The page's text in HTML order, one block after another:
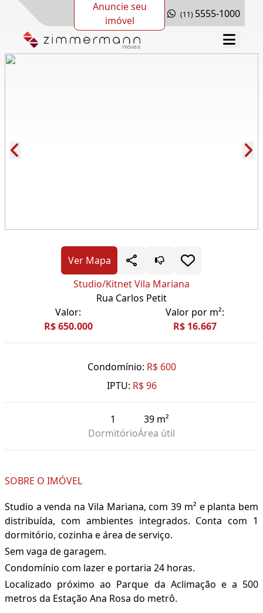
Anuncie seu
imóvel
(11) 5555-1000
Ver Mapa
Studio/Kitnet Vila Mariana
Rua Carlos Petit
Valor:
R$ 650.000
Valor por m²:
R$ 16.667
Condomínio: R$ 600
IPTU: R$ 96
1
Dormitório
39 m²
Área útil
SOBRE O IMÓVEL
Studio a venda na Vila Mariana, com 39 m² e planta bem
distribuída, com ambientes integrados. Conta com 1
dormitório, cozinha e área de serviço.
Sem vaga de garagem.
Condomínio com lazer e portaria 24 horas.
Localizado próximo ao Parque da Aclimação e a 500
metros da Estação Ana Rosa do metrô.